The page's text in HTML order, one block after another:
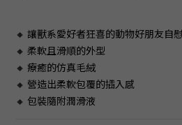
🔸 讓獸系愛好者狂喜的動物好朋友自
🔸 柔軟且滑順的外型
🔸 療癒的仿真毛絨
🔸 營造出柔軟包覆的插入感
🔸 包裝隨附潤滑液